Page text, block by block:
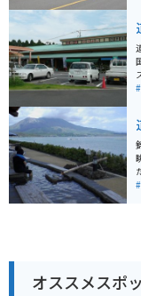
が
オススメスポ